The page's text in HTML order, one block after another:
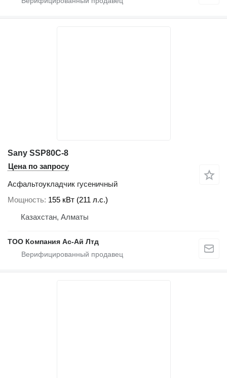
Sany SSP80C-8
Цена по запросу
Асфальтоукладчик гусеничный
Мощность 155 кВт (211 л.с.)
Казахстан, Алматы
ТОО Компания Ас-Ай Лтд